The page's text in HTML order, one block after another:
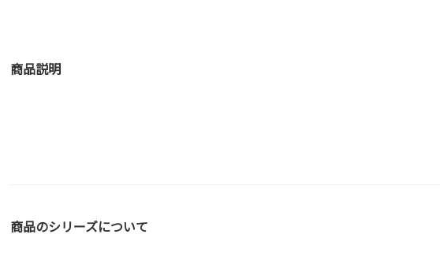
商品説明
商品のシリーズについて